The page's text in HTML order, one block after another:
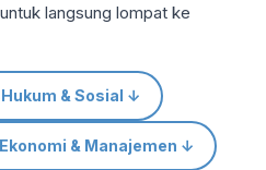
langsung lompat ke
Hukum & Sosial ↓
Ekonomi & Manajemen ↓